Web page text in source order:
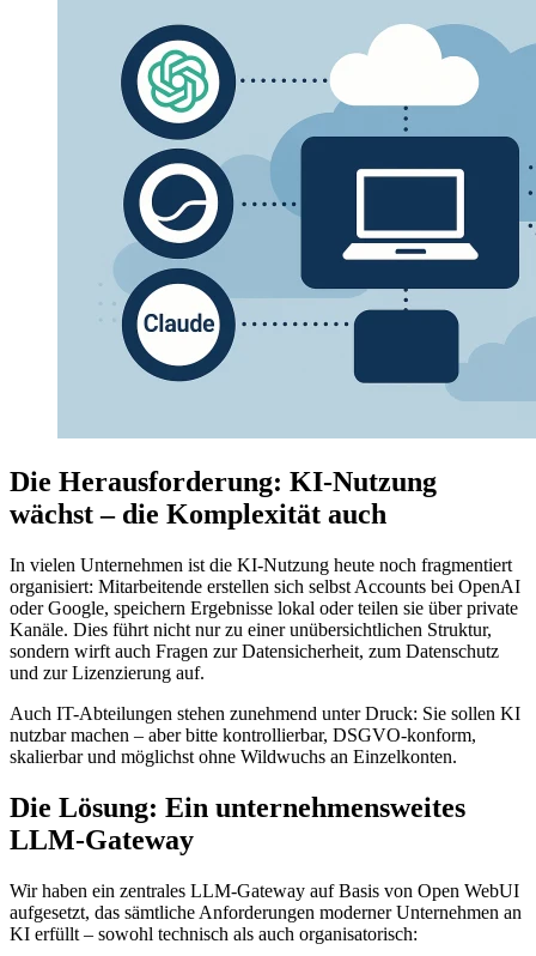
Die Herausforderung: KI-Nutzung
wächst – die Komplexität auch
In vielen Unternehmen ist die KI-Nutzung heute noch fragmentiert
organisiert: Mitarbeitende erstellen sich selbst Accounts bei OpenAI
oder Google, speichern Ergebnisse lokal oder teilen sie über private
Kanäle. Dies führt nicht nur zu einer unübersichtlichen Struktur,
sondern wirft auch Fragen zur Datensicherheit, zum Datenschutz
und zur Lizenzierung auf.
Auch IT-Abteilungen stehen zunehmend unter Druck: Sie sollen KI
nutzbar machen – aber bitte kontrollierbar, DSGVO-konform,
skalierbar und möglichst ohne Wildwuchs an Einzelkonten.
Die Lösung: Ein unternehmensweites
LLM-Gateway
Wir haben ein zentrales LLM-Gateway auf Basis von Open WebUI
aufgesetzt, das sämtliche Anforderungen moderner Unternehmen an
KI erfüllt – sowohl technisch als auch organisatorisch: